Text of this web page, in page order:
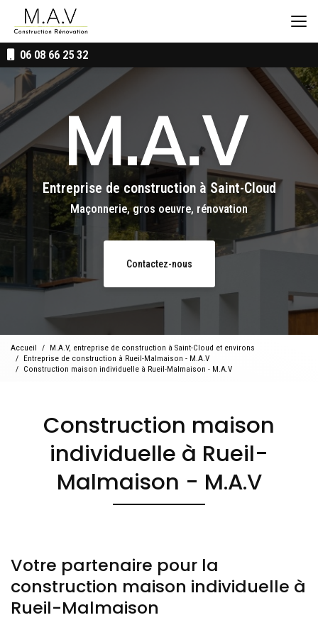
contenu
principal
06 08 66 25 32
Entreprise de construction à Saint-Cloud
Maçonnerie, gros oeuvre, rénovation
Contactez-nous
Accueil
M.A.V, entreprise de construction à Saint-Cloud et environs
Entreprise de construction à Rueil-Malmaison - M.A.V
Construction maison individuelle à Rueil-Malmaison - M.A.V
Construction maison
individuelle à Rueil-
Malmaison - M.A.V
Votre partenaire pour la
construction maison individuelle à
Rueil-Malmaison